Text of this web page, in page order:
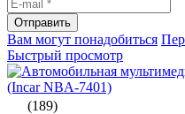
Отправить
Вам могут понадобиться
Быстрый просмотр
(189)